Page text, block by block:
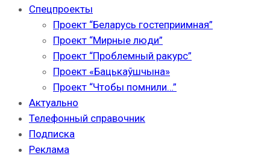
Спецпроекты
Проект “Беларусь гостеприимная”
Проект “Мирные люди”
Проект “Проблемный ракурс”
Проект «Бацькаўшчына»
Проект “Чтобы помнили…”
Актуально
Телефонный справочник
Подписка
Реклама